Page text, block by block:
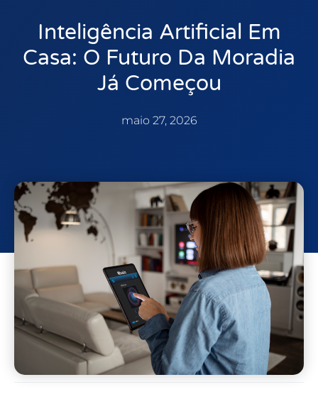
Inteligência Artificial Em
Casa: O Futuro Da Moradia
Já Começou
maio 27, 2026